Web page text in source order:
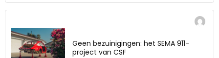
Geen bezuinigingen: het SEMA 911-
project van CSF